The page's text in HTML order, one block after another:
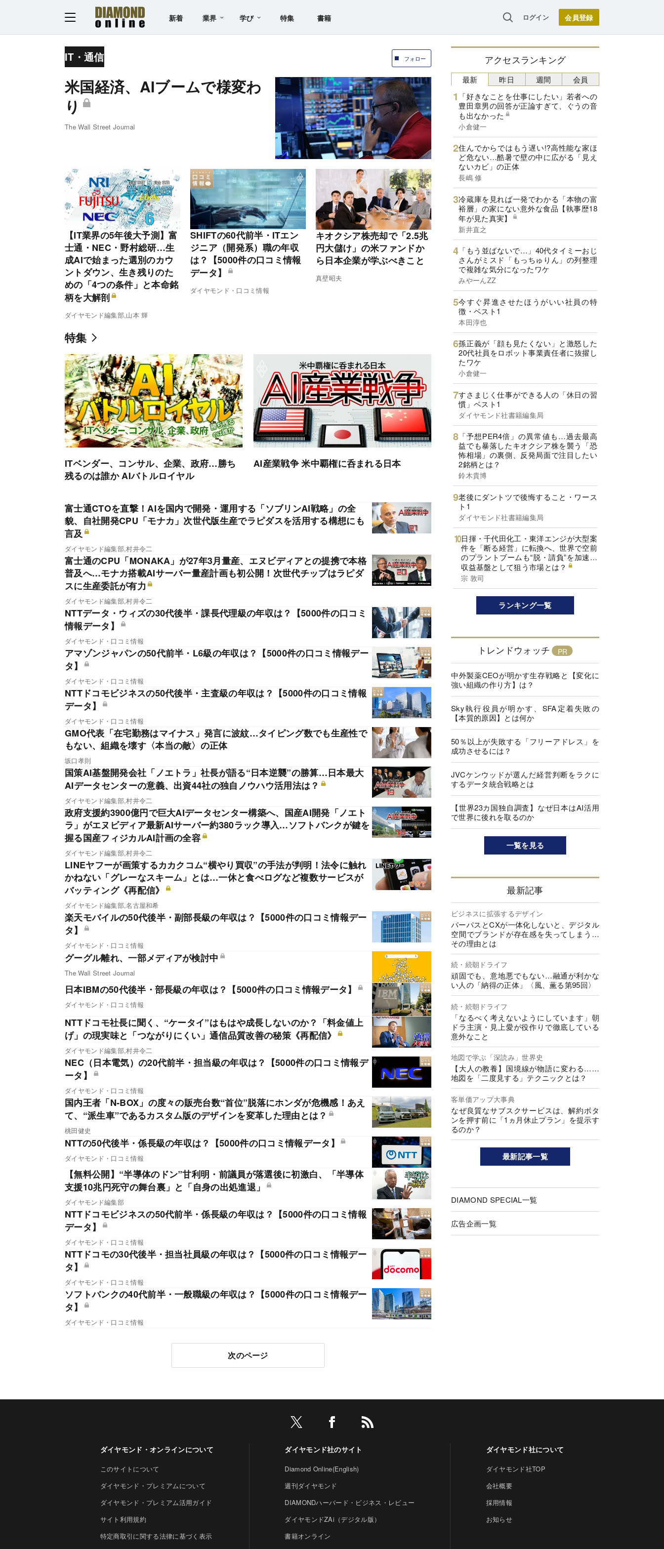
新着 業界 学び 特集 書籍 ログイン
フォロー
IT・通信
米国経済、AIブームで様変わ
り
The Wall Street Journal
【IT業界の5年後大予測】富
士通・NEC・野村総研…生
成AIで始まった選別のカウ
ントダウン、生き残りのた
めの「4つの条件」と本命銘
柄を大解剖
ダイヤモンド編集部,山本 輝
SHIFTの60代前半・ITエン
ジニア（開発系）職の年収
は？【5000件の口コミ情報
データ】
ダイヤモンド・口コミ情報
キオクシア株売却で「2.5兆
円大儲け」の米ファンドか
ら日本企業が学ぶべきこと
真壁昭夫
特集
ITベンダー、コンサル、企業、政府…勝ち
残るのは誰か AIバトルロイヤル
AI産業戦争 米中覇権に呑まれる日本
富士通CTOを直撃！AIを国内で開発・運用する「ソブリンAI戦略」の全
貌、自社開発CPU「モナカ」次世代版生産でラピダスを活用する構想にも
言及
ダイヤモンド編集部,村井令二
富士通のCPU「MONAKA」が27年3月量産、エヌビディアとの提携で本格
普及へ…モナカ搭載AIサーバー量産計画も初公開！次世代チップはラピダ
スに生産委託が有力
ダイヤモンド編集部,村井令二
NTTデータ・ウィズの30代後半・課長代理級の年収は？【5000件の口コミ
情報データ】
ダイヤモンド・口コミ情報
アマゾンジャパンの50代前半・L6級の年収は？【5000件の口コミ情報デー
タ】
ダイヤモンド・口コミ情報
NTTドコモビジネスの50代後半・主査級の年収は？【5000件の口コミ情報
データ】
ダイヤモンド・口コミ情報
GMO代表「在宅勤務はマイナス」発言に波紋…タイピング数でも生産性で
もない、組織を壊す〈本当の敵〉の正体
坂口孝則
国策AI基盤開発会社「ノエトラ」社長が語る“日本逆襲”の勝算…日本最大
AIデータセンターの意義、出資44社の独自ノウハウ活用法は？
ダイヤモンド編集部,村井令二
政府支援約3900億円で巨大AIデータセンター構築へ、国産AI開発「ノエト
ラ」がエヌビディア最新AIサーバー約380ラック導入…ソフトバンクが鍵を
握る国産フィジカルAI計画の全容
ダイヤモンド編集部,村井令二
LINEヤフーが画策するカカクコム“横やり買収”の手法が判明！法令に触れ
かねない「グレーなスキーム」とは…一休と食べログなど複数サービスが
バッティング《再配信》
ダイヤモンド編集部,名古屋和希
楽天モバイルの50代後半・副部長級の年収は？【5000件の口コミ情報デー
タ】
ダイヤモンド・口コミ情報
グーグル離れ、一部メディアが検討中
The Wall Street Journal
日本IBMの50代後半・部長級の年収は？【5000件の口コミ情報データ】
ダイヤモンド・口コミ情報
NTTドコモ社長に聞く、“ケータイ”はもはや成長しないのか？「料金値上
げ」の現実味と「つながりにくい」通信品質改善の秘策《再配信》
ダイヤモンド編集部,村井令二
NEC（日本電気）の20代前半・担当級の年収は？【5000件の口コミ情報デ
ータ】
ダイヤモンド・口コミ情報
国内王者「N-BOX」の度々の販売台数“首位”脱落にホンダが危機感！あえ
て、“派生車”であるカスタム版のデザインを変革した理由とは？
桃田健史
NTTの50代後半・係長級の年収は？【5000件の口コミ情報データ】
ダイヤモンド・口コミ情報
【無料公開】“半導体のドン”甘利明・前議員が落選後に初激白、「半導体
支援10兆円死守の舞台裏」と「自身の出処進退」
ダイヤモンド編集部
NTTドコモビジネスの50代前半・係長級の年収は？【5000件の口コミ情報
データ】
ダイヤモンド・口コミ情報
NTTドコモの30代後半・担当社員級の年収は？【5000件の口コミ情報デー
タ】
ダイヤモンド・口コミ情報
ソフトバンクの40代前半・一般職級の年収は？【5000件の口コミ情報デー
タ】
ダイヤモンド・口コミ情報
次のページ
アクセスランキング
最新
「好きなことを仕事にしたい」若者への
豊田章男の回答が正論すぎて、ぐうの音
も出なかった
小倉健一
住んでからではもう遅い!?高性能な家ほ
ど危ない…酷暑で壁の中に広がる「見え
ないカビ」の正体
長嶋 修
冷蔵庫を見れば一発でわかる「本物の富
裕層」の家にない意外な食品【執事歴18
年が見た真実】
新井直之
「もう並ばないで…」40代タイミーおじ
さんがミスド「もっちゅりん」の列整理
で複雑な気分になったワケ
みやーんZZ
今すぐ昇進させたほうがいい社員の特
徴・ベスト1
本田淳也
孫正義が「顔も見たくない」と激怒した
20代社員をロボット事業責任者に抜擢し
たワケ
小倉健一
すさまじく仕事ができる人の「休日の習
慣」ベスト1
ダイヤモンド社書籍編集局
「予想PER4倍」の異常値も…過去最高
益でも暴落したキオクシア株を襲う「恐
怖相場」の裏側、反発局面で注目したい
2銘柄とは？
鈴木貴博
老後にダントツで後悔すること・ワース
ト1
ダイヤモンド社書籍編集局
日揮・千代田化工・東洋エンジが大型案
件を「断る経営」に転換へ、世界で空前
のプラントブームも“脱・請負”を加速…
収益基盤として狙う市場とは？
宗 敦司
昨日 週間 会員
ランキング一覧
トレンドウォッチ
中外製薬CEOが明かす生存戦略と【変化に
強い組織の作り方】は？
Sky執行役員が明かす、SFA定着失敗の
【本質的原因】とは何か
50％以上が失敗する「フリーアドレス」を
成功させるには？
JVCケンウッドが選んだ経営判断をラクに
するデータ統合戦略とは
【世界23カ国独自調査】なぜ日本はAI活用
で世界に後れを取るのか
一覧を見る
最新記事
ビジネスに拡張するデザイン
パーパスとCXが一体化しないと、デジタル
空間でブランドが存在感を失ってしまう…
その理由とは
続・続朝ドライフ
頑固でも、意地悪でもない…融通が利かな
い人の「納得の正体」〈風、薫る第95回〉
続・続朝ドライフ
「なるべく考えないようにしています」朝
ドラ主演・見上愛が役作りで徹底している
意外なこと
地図で学ぶ「深読み」世界史
【大人の教養】国境線が物語に変わる……
地図を「二度見する」テクニックとは？
客単価アップ大事典
なぜ良質なサブスクサービスは、解約ボタ
ンを押す前に「1ヵ月休止プラン」を提示す
るのか？
最新記事一覧
DIAMOND SPECIAL一覧
広告企画一覧
ダイヤモンド・オンラインについて
このサイトについて
ダイヤモンド・プレミアムについて
ダイヤモンド・プレミアム活用ガイド
サイト利用規約
特定商取引に関する法律に基づく表示
ダイヤモンド社のサイト
Diamond Online(English)
週刊ダイヤモンド
DIAMONDハーバード・ビジネス・レビュー
ダイヤモンドZAi（デジタル版）
書籍オンライン
ダイヤモンド社について
ダイヤモンド社TOP
会社概要
採用情報
お知らせ